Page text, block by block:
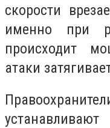
скорости
именно при
происходит
атаки